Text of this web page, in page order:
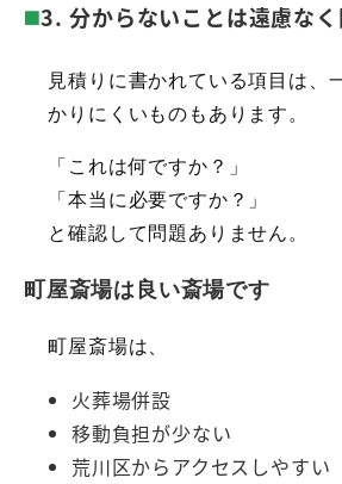
3. 分からないことは遠慮なく
見積りに書かれている項目は、
かりにくいものもあります。
「これは何ですか？」
「本当に必要ですか？」
と確認して問題ありません。
町屋斎場は良い斎場です
町屋斎場は、
火葬場併設
移動負担が少ない
荒川区からアクセスしやすい